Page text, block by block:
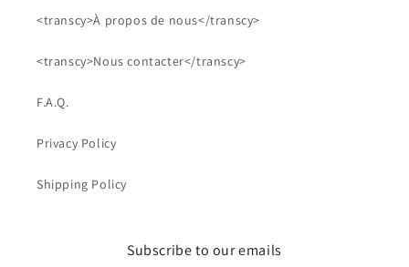
<transcy>À propos de nous</transcy>
<transcy>Nous contacter</transcy>
F.A.Q.
Privacy Policy
Shipping Policy
Subscribe to our emails